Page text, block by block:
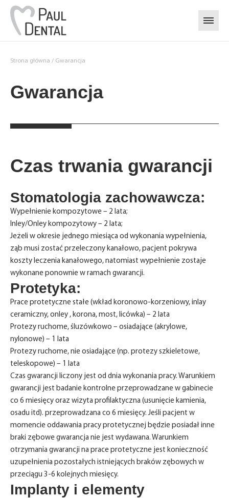
Strona główna / Gwarancja
Gwarancja
Czas trwania gwarancji
Stomatologia zachowawcza:
Wypełnienie kompozytowe – 2 lata;
Inley/Onley kompozytowy – 2 lata;
Jeżeli w okresie jednego miesiąca od wykonania wypełnienia,
ząb musi zostać przeleczony kanałowo, pacjent pokrywa
koszty leczenia kanałowego, natomiast wypełnienie zostaje
wykonane ponownie w ramach gwarancji.
Protetyka:
Prace protetyczne stałe (wkład koronowo-korzeniowy, inlay
ceramiczny, onley , korona, most, licówka) – 2 lata
Protezy ruchome, śluzówkowo – osiadające (akrylowe,
nylonowe) – 1 lata
Protezy ruchome, nie osiadające (np. protezy szkieletowe,
teleskopowe) – 1 lata
Czas gwarancji liczony jest od dnia wykonania pracy. Warunkiem
gwarancji jest badanie kontrolne przeprowadzane w gabinecie
co 6 miesięcy oraz wizyta profilaktyczna (usunięcie kamienia,
osadu itd). przeprowadzana co 6 miesięcy. Jeśli pacjent w
momencie oddawania pracy protetycznej będzie posiadał inne
braki zębowe gwarancja nie jest wydawana. Warunkiem
otrzymania gwarancji na prace protetyczne jest konieczność
uzupełnienia pozostałych istniejących braków zębowych w
przeciągu 3-6 kolejnych miesięcy.
Implanty i elementy